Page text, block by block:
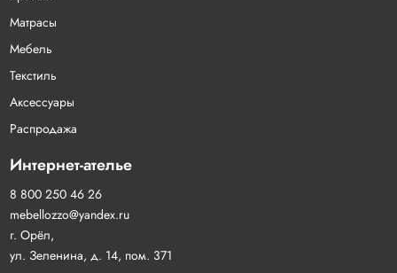
Матрасы
Мебель
Текстиль
Аксессуары
Распродажа
Интернет-ателье
8 800 250 46 26
mebellozzo@yandex.ru
г. Орёл,
ул. Зеленина, д. 14, пом. 371